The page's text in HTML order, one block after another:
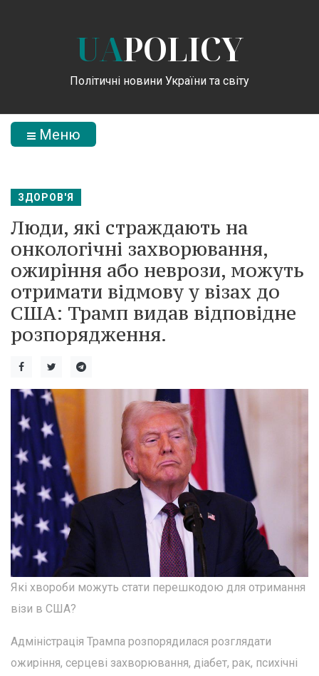
UAPOLICY
Політичні новини України та світу
Меню
ЗДОРОВ'Я
Люди, які страждають на
онкологічні захворювання,
ожиріння або неврози, можуть
отримати відмову у візах до
США: Трамп видав відповідне
розпорядження.
Які хвороби можуть стати перешкодою для отримання
візи в США?
Адміністрація Трампа розпорядилася розглядати
ожиріння, серцеві захворювання, діабет, рак, психічні